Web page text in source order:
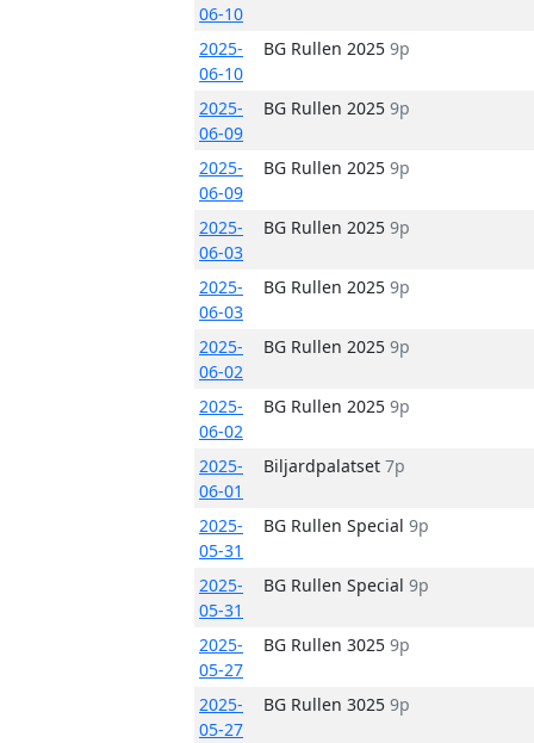
06-10
2025-
06-10
BG Rullen 2025 9p
2025-
06-09
BG Rullen 2025 9p
2025-
06-09
BG Rullen 2025 9p
2025-
06-03
BG Rullen 2025 9p
2025-
06-03
BG Rullen 2025 9p
2025-
06-02
BG Rullen 2025 9p
2025-
06-02
BG Rullen 2025 9p
2025-
06-01
Biljardpalatset 7p
2025-
05-31
BG Rullen Special 9p
2025-
05-31
BG Rullen Special 9p
2025-
05-27
BG Rullen 3025 9p
2025-
05-27
BG Rullen 3025 9p